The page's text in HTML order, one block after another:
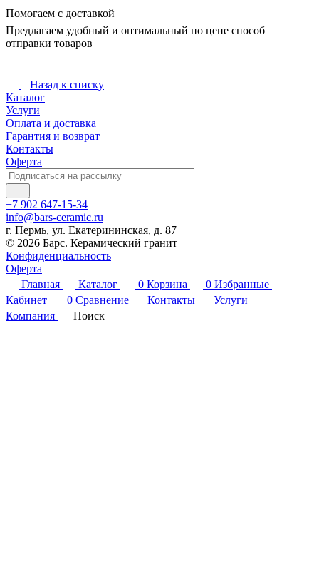
Помогаем с доставкой
Предлагаем удобный и оптимальный по цене способ
отправки товаров
Назад к списку
Каталог
Услуги
Оплата и доставка
Гарантия и возврат
Контакты
Оферта
+7 902 647-15-34
info@bars-ceramic.ru
г. Пермь, ул. Екатерининская, д. 87
© 2026 Барс. Керамический гранит
Конфиденциальность
Оферта
Главная
Каталог 0 Корзина 0 Избранные
Кабинет
0 Сравнение Контакты
Услуги
Компания
Поиск